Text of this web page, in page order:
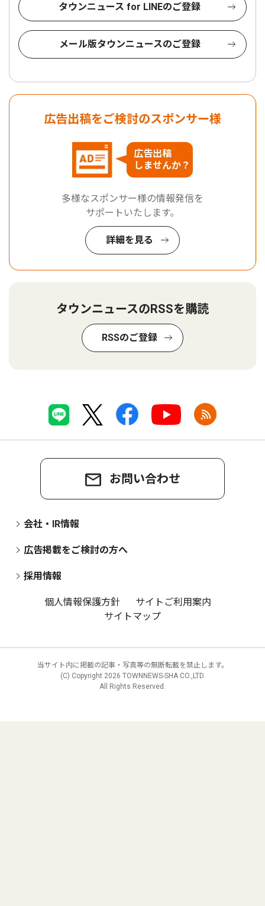
タウンニュース for LINEのご登録
メール版タウンニュースのご登録
広告出稿をご検討のスポンサー様
広告出稿
しませんか？
多様なスポンサー様の情報発信を
サポートいたします。
詳細を見る
タウンニュースのRSSを購読
RSSのご登録
お問い合わせ
会社・IR情報
広告掲載をご検討の方へ
採用情報
個人情報保護方針
サイトご利用案内
サイトマップ
当サイト内に掲載の記事・写真等の無断転載を禁止します。
(C) Copyright 2026 TOWNNEWS-SHA CO.,LTD.
All Rights Reserved.